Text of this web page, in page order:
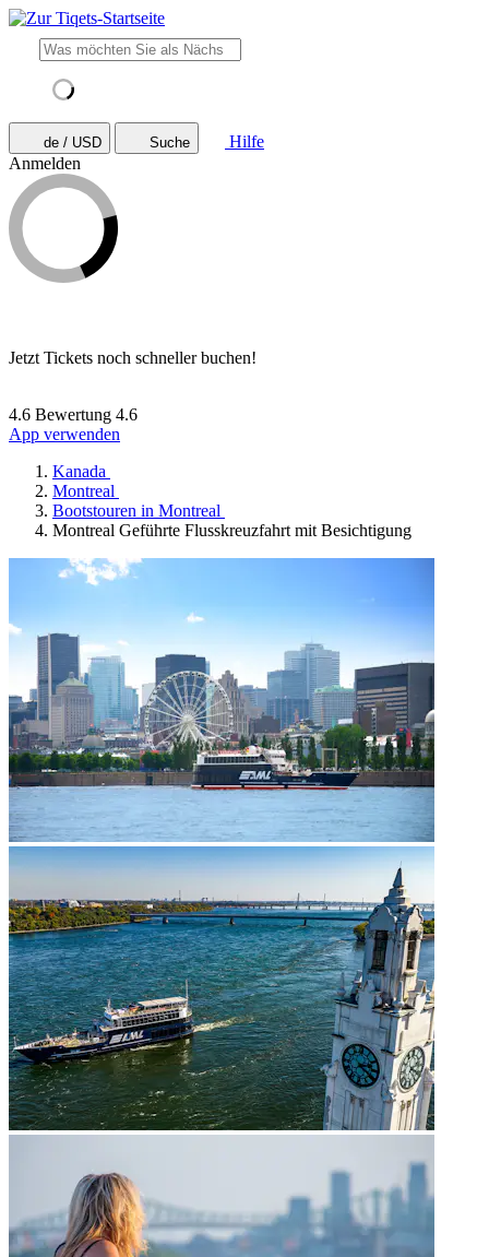
de / USD Suche
Hilfe
Anmelden
Jetzt Tickets noch schneller buchen!
4.6 Bewertung 4.6
App verwenden
Kanada
Montreal
Bootstouren in Montreal
Montreal Geführte Flusskreuzfahrt mit Besichtigung